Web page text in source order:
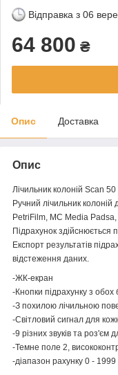
Відправка з 06
64 800 ₴
Опис Доставка
Опис
Лічильник колоній Scan 50
Ручний лічильник
PetriFilm, MC Media
Підрахунок здійснюється
Експорт результатів
відстеження даних.
-ЖК-екран
-Кнопки підрахунку з обох
-З похилою лічильною
-Світловий сигнал для
-9 різних звуків та роз'єм
-Темне поле 2,
-діапазон рахунку 0 - 1999